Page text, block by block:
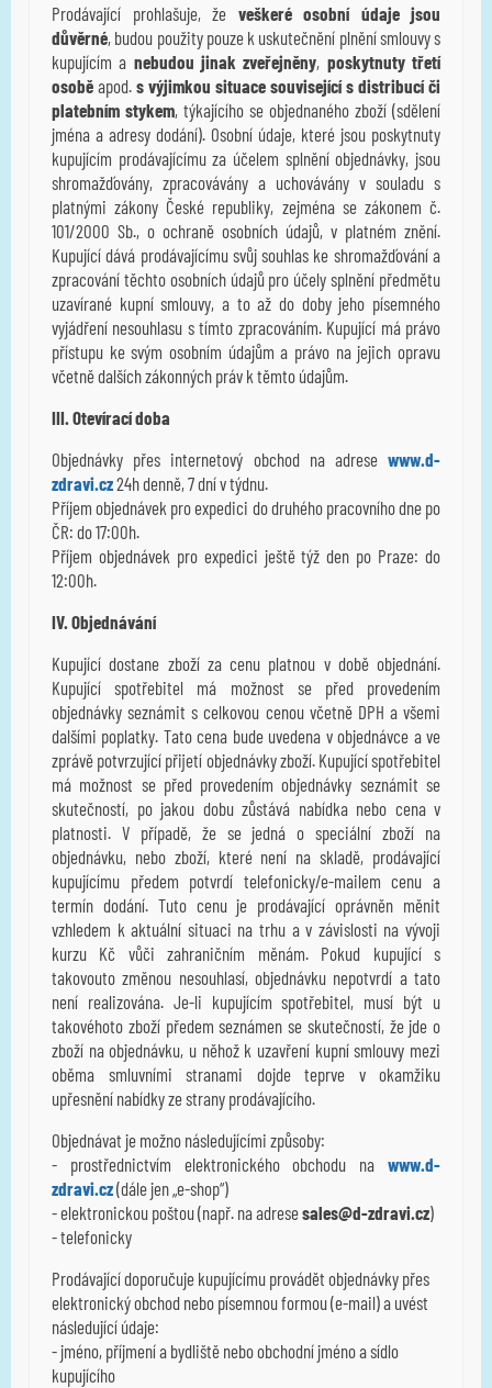
Prodávající prohlašuje, že veškeré osobní údaje jsou
důvěrné, budou použity pouze k uskutečnění plnění smlouvy s
kupujícím a nebudou jinak zveřejněny, poskytnuty třetí
osobě apod. s výjimkou situace související s distribucí či
platebním stykem, týkajícího se objednaného zboží (sdělení
jména a adresy dodání). Osobní údaje, které jsou poskytnuty
kupujícím prodávajícímu za účelem splnění objednávky, jsou
shromažďovány, zpracovávány a uchovávány v souladu s
platnými zákony České republiky, zejména se zákonem č.
101/2000 Sb., o ochraně osobních údajů, v platném znění.
Kupující dává prodávajícímu svůj souhlas ke shromažďování a
zpracování těchto osobních údajů pro účely splnění předmětu
uzavírané kupní smlouvy, a to až do doby jeho písemného
vyjádření nesouhlasu s tímto zpracováním. Kupující má právo
přístupu ke svým osobním údajům a právo na jejich opravu
včetně dalších zákonných práv k těmto údajům.
III. Otevírací doba
Objednávky přes internetový obchod na adrese www.d-
zdravi.cz24h denně, 7 dní v týdnu.
Příjem objednávek pro expedici do druhého pracovního dne po
ČR: do 17:00h.
Příjem objednávek pro expedici ještě týž den po Praze: do
12:00h.
IV. Objednávání
Kupující dostane zboží za cenu platnou v době objednání.
Kupující spotřebitel má možnost se před provedením
objednávky seznámit s celkovou cenou včetně DPH a všemi
dalšími poplatky. Tato cena bude uvedena v objednávce a ve
zprávě potvrzující přijetí objednávky zboží. Kupující spotřebitel
má možnost se před provedením objednávky seznámit se
skutečností, po jakou dobu zůstává nabídka nebo cena v
platnosti. V případě, že se jedná o speciální zboží na
objednávku, nebo zboží, které není na skladě, prodávající
kupujícímu předem potvrdí telefonicky/e-mailem cenu a
termín dodání. Tuto cenu je prodávající oprávněn měnit
vzhledem k aktuální situaci na trhu a v závislosti na vývoji
kurzu Kč vůči zahraničním měnám. Pokud kupující s
takovouto změnou nesouhlasí, objednávku nepotvrdí a tato
není realizována. Je-li kupujícím spotřebitel, musí být u
takovéhoto zboží předem seznámen se skutečností, že jde o
zboží na objednávku, u něhož k uzavření kupní smlouvy mezi
oběma smluvními stranami dojde teprve v okamžiku
upřesnění nabídky ze strany prodávajícího.
Objednávat je možno následujícími způsoby:
- prostřednictvím elektronického obchodu na www.d-
zdravi.cz(dále jen „e-shop“)
- elektronickou poštou (např. na adresesales@d-zdravi.cz)
- telefonicky
Prodávající doporučuje kupujícímu provádět objednávky přes
elektronický obchod nebo písemnou formou (e-mail) a uvést
následující údaje:
- jméno, příjmení a bydliště nebo obchodní jméno a sídlo
kupujícího